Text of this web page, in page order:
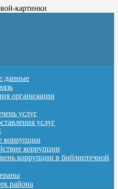
данные
организации
услуг
услуг
коррупции
коррупции
коррупции в библиотечной
района